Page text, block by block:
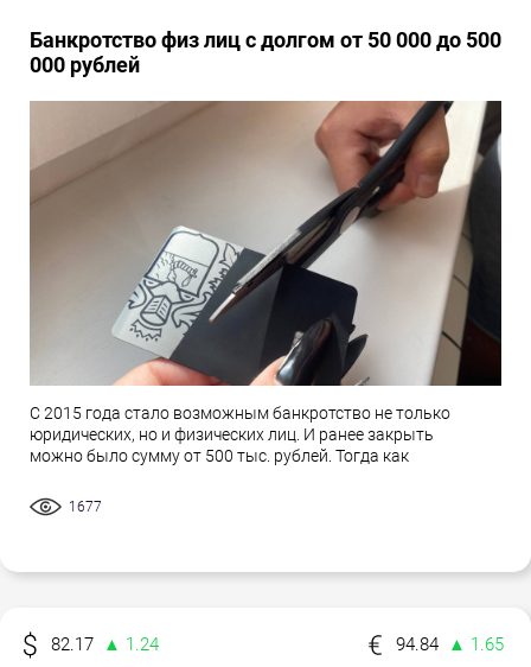
Банкротство физ лиц с долгом от 50 000 до 500
000 рублей
С 2015 года стало возможным банкротство не только
юридических, но и физических лиц. И ранее закрыть
можно было сумму от 500 тыс. рублей. Тогда как
1677
82.17 ▲ 1.24 94.84
▲ 1.65